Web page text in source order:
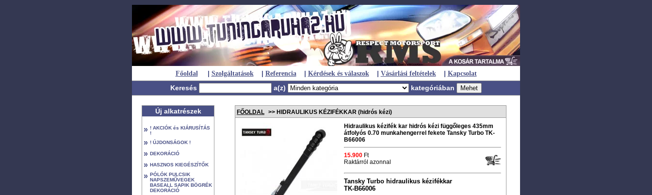
Főoldal | Szolgáltatások | Referencia | Kérdések és válaszok | Vásárlási feltételek | Kapcsolat
Keresés a(z) kategóriában
Új alkatrészek
» ! AKCIÓK és KIÁRUSÍTÁS
!
» ! ÚJDONSÁGOK !
» DEKORÁCIÓ
» HASZNOS KIEGÉSZÍTŐK
» PÓLÓK PULCSIK
NAPSZEMŰVEGEK
BASEALL SAPIK BÖGRÉK
DEKORÁCIÓ
FŐOLDAL >> HIDRAULIKUS KÉZIFÉKKAR (hidrós kézi)
Hidraulikus kézifék kar hidrós kézi függőleges 435mm
átfolyós 0.70 munkahengerrel fekete Tansky Turbo TK-
B66006
15.900 Ft
Raktárról azonnal
Tansky Turbo hidraulikus kézifékkar
TK-B66006